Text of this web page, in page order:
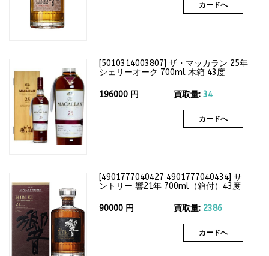
カードへ
[5010314003807] ザ・マッカラン 25年
シェリーオーク 700ml 木箱 43度
196000 円 買取量: 34
カードへ
[4901777040427 4901777040434] サ
ントリー 響21年 700ml（箱付）43度
90000 円 買取量: 2386
カードへ